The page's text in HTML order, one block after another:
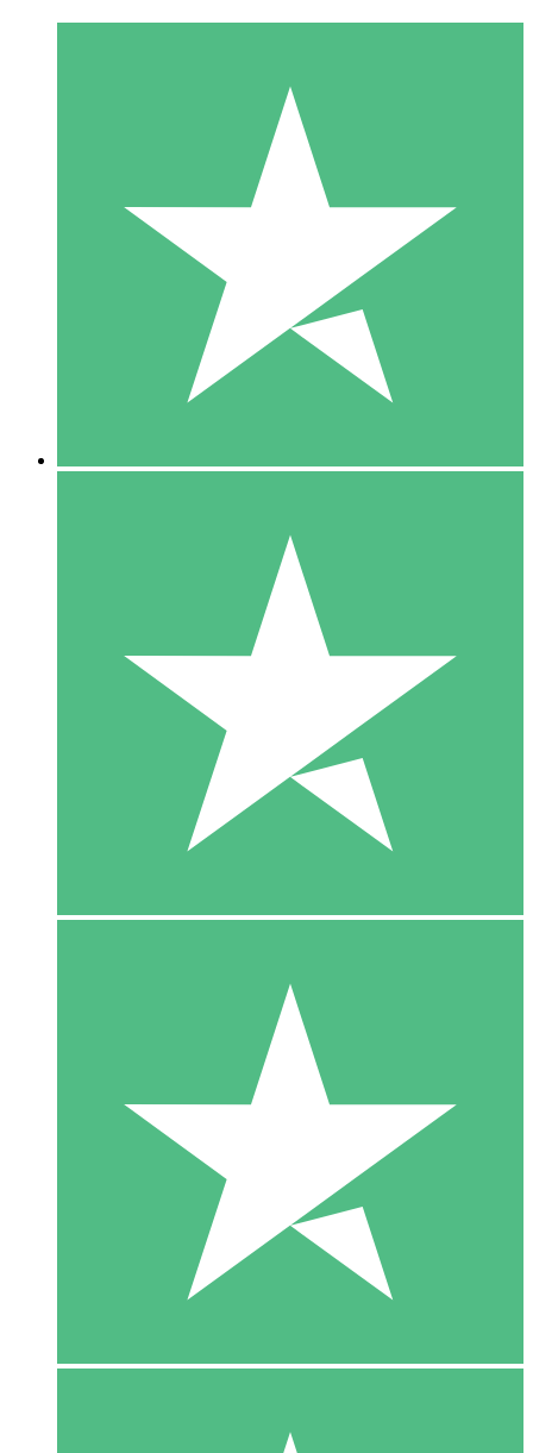
Pacotes de Créditos Individuais
Pague conforme o uso com créditos de download. Sem
1000
10 Downloads
20 00